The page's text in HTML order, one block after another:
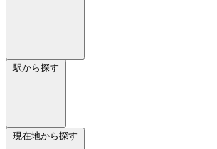
駅から探す
現在地から探す